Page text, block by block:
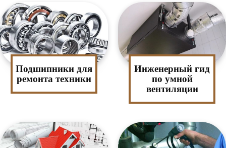
Подшипники для
ремонта техники
Инженерный гид
по умной
вентиляции